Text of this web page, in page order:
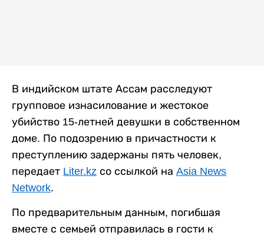
В индийском штате Ассам расследуют
групповое изнасилование и жестокое
убийство 15-летней девушки в собственном
доме. По подозрению в причастности к
преступлению задержаны пять человек,
передает Liter.kz со ссылкой на Asia News
Network.
По предварительным данным, погибшая
вместе с семьей отправилась в гости к